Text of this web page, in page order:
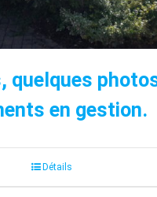
quelques
en gestion.
Détails